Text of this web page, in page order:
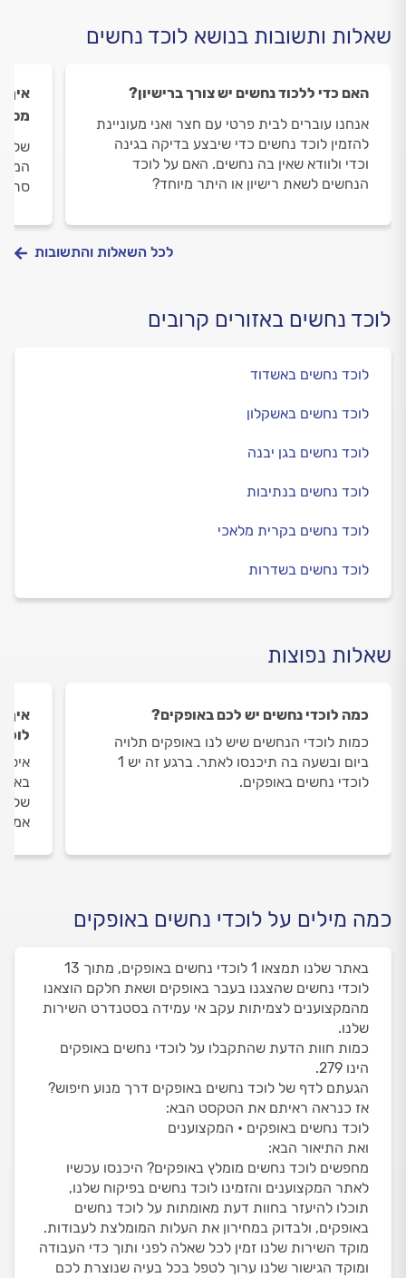
שאלות ותשובות בנושא לוכד נחשים
האם כדי ללכוד נחשים יש צורך ברישיון?
אנחנו עוברים לבית פרטי עם חצר ואני מעוניינת
להזמין לוכד נחשים כדי שיבצע בדיקה בגינה
וכדי ולוודא שאין בה נחשים. האם על לוכד
הנחשים לשאת רישיון או היתר מיוחד?
איך
סתם
לכל השאלות והתשובות
לוכד נחשים באזורים קרובים
לוכד נחשים באשדוד
לוכד נחשים באשקלון
לוכד נחשים בגן יבנה
לוכד נחשים בנתיבות
לוכד נחשים בקרית מלאכי
לוכד נחשים בשדרות
שאלות נפוצות
כמה לוכדי נחשים יש לכם באופקים?
כמות לוכדי הנחשים שיש לנו באופקים תלויה
ביום ובשעה בה תיכנסו לאתר. ברגע זה יש 1
לוכדי נחשים באופקים.
איך
כמה מילים על לוכדי נחשים באופקים
באתר שלנו תמצאו 1 לוכדי נחשים באופקים, מתוך 13
לוכדי נחשים שהצגנו בעבר באופקים ושאת חלקם הוצאנו
מהמקצוענים לצמיתות עקב אי עמידה בסטנדרט השירות
שלנו.
כמות חוות הדעת שהתקבלו על לוכדי נחשים באופקים
הינו 279.
הגעתם לדף של לוכד נחשים באופקים דרך מנוע חיפוש?
אז כנראה ראיתם את הטקסט הבא:
לוכד נחשים באופקים • המקצוענים
ואת התיאור הבא:
מחפשים לוכד נחשים מומלץ באופקים? היכנסו עכשיו
לאתר המקצוענים והזמינו לוכד נחשים בפיקוח שלנו,
תוכלו להיעזר בחוות דעת מאומתות על לוכד נחשים
באופקים, ולבדוק במחירון את העלות המומלצת לעבודות.
מוקד השירות שלנו זמין לכל שאלה לפני ותוך כדי העבודה
ומוקד הגישור שלנו ערוך לטפל בכל בעיה שנוצרת לכם